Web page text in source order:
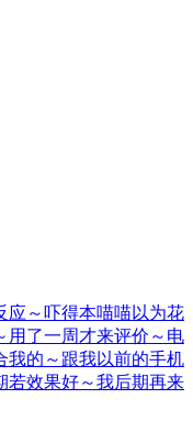
应～吓得本喵喵以为花
用了一周才来评价～电
我的～跟我以前的手机
若效果好～我后期再来